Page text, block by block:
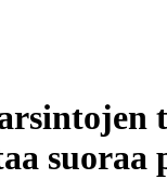
suoraa